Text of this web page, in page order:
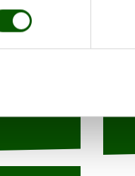
. Vous pouvez modifier ou